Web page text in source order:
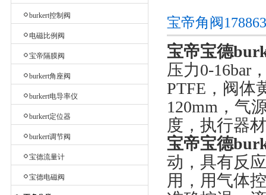
burkert控制阀
电磁比例阀
宝帝隔膜阀
burkert角座阀
burkert电导率仪
burkert定位器
burkert调节阀
宝德流量计
宝德电磁阀
宝帝角阀
宝帝宝德
压力0-16bar
PTFE，阀体
120mm，气
度，执行器
宝帝宝德
动，具有反
用，用气体